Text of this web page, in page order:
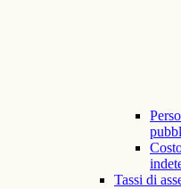
Tassi di